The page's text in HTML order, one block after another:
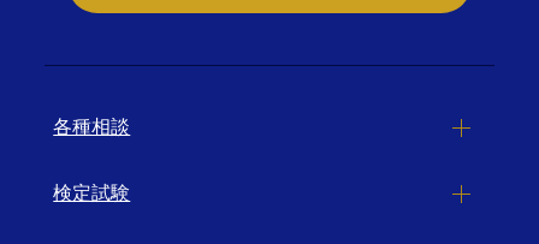
各種相談
検定試験